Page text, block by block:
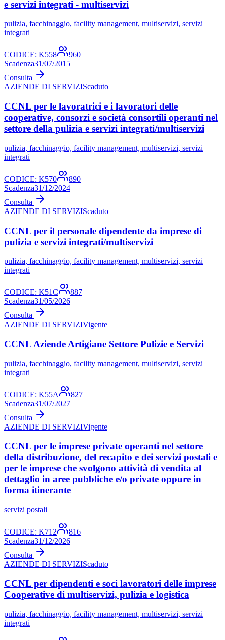
e servizi integrati - multiservizi
pulizia, facchinaggio, facility management, multiservizi, servizi
integrati
CODICE: K558
960
Scadenza31/07/2015
Consulta
AZIENDE DI SERVIZIScaduto
CCNL per le lavoratrici e i lavoratori delle
cooperative, consorzi e società consortili operanti nel
settore della pulizia e servizi integrati/multiservizi
pulizia, facchinaggio, facility management, multiservizi, servizi
integrati
CODICE: K570
890
Scadenza31/12/2024
Consulta
AZIENDE DI SERVIZIScaduto
CCNL per il personale dipendente da imprese di
pulizia e servizi integrati/multiservizi
pulizia, facchinaggio, facility management, multiservizi, servizi
integrati
CODICE: K51C
887
Scadenza31/05/2026
Consulta
AZIENDE DI SERVIZIVigente
CCNL Aziende Artigiane Settore Pulizie e Servizi
pulizia, facchinaggio, facility management, multiservizi, servizi
integrati
CODICE: K55A
827
Scadenza31/07/2027
Consulta
AZIENDE DI SERVIZIVigente
CCNL per le imprese private operanti nel settore
della distribuzione, del recapito e dei servizi postali e
per le imprese che svolgono attività di vendita al
dettaglio in aree pubbliche e/o private oppure in
forma itinerante
servizi postali
CODICE: K712
816
Scadenza31/12/2026
Consulta
AZIENDE DI SERVIZIScaduto
CCNL per dipendenti e soci lavoratori delle imprese
Cooperative di multiservizi, pulizia e logistica
pulizia, facchinaggio, facility management, multiservizi, servizi
integrati